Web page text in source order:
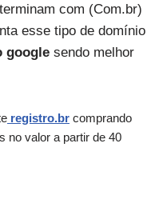
com (Com.br)
esse tipo de domínio
google sendo melhor
registro.br comprando
no valor a partir de 40